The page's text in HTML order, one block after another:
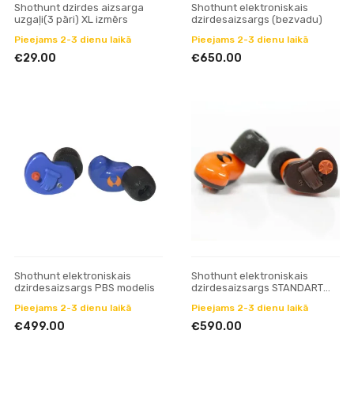
Shothunt dzirdes aizsarga
uzgaļi(3 pāri) XL izmērs
Pieejams 2-3 dienu laikā
€29.00
Shothunt elektroniskais
dzirdesaizsargs (bezvadu)
Pieejams 2-3 dienu laikā
€650.00
Shothunt elektroniskais
dzirdesaizsargs PBS modelis
Pieejams 2-3 dienu laikā
€499.00
Shothunt elektroniskais
dzirdesaizsargs STANDART
Pieejams 2-3 dienu laikā
€590.00